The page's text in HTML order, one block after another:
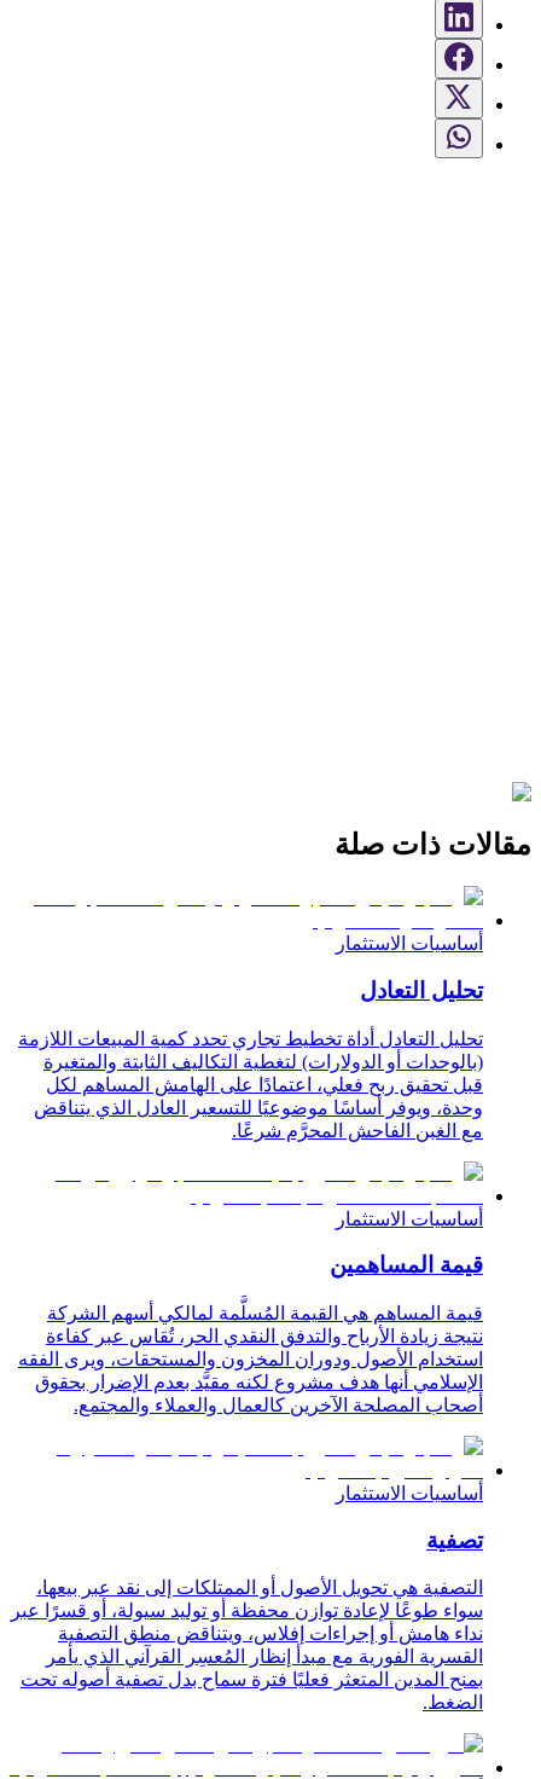
مقالات ذات صلة
أساسيات الاستثمار
تحليل التعادل
تحليل التعادل أداة تخطيط تجاري تحدد كمية المبيعات اللازمة
(بالوحدات أو الدولارات) لتغطية التكاليف الثابتة والمتغيرة
قبل تحقيق ربح فعلي، اعتمادًا على الهامش المساهم لكل
وحدة، ويوفر أساسًا موضوعيًا للتسعير العادل الذي يتناقض
مع الغبن الفاحش المحرَّم شرعًا.
أساسيات الاستثمار
قيمة المساهمين
قيمة المساهم هي القيمة المُسلَّمة لمالكي أسهم الشركة
نتيجة زيادة الأرباح والتدفق النقدي الحر، تُقاس عبر كفاءة
استخدام الأصول ودوران المخزون والمستحقات، ويرى الفقه
الإسلامي أنها هدف مشروع لكنه مقيَّد بعدم الإضرار بحقوق
أصحاب المصلحة الآخرين كالعمال والعملاء والمجتمع.
أساسيات الاستثمار
تصفية
التصفية هي تحويل الأصول أو الممتلكات إلى نقد عبر بيعها،
سواء طوعًا لإعادة توازن محفظة أو توليد سيولة، أو قسرًا عبر
نداء هامش أو إجراءات إفلاس، ويتناقض منطق التصفية
القسرية الفورية مع مبدأ إنظار المُعسِر القرآني الذي يأمر
بمنح المدين المتعثر فعليًا فترة سماح بدل تصفية أصوله تحت
الضغط.